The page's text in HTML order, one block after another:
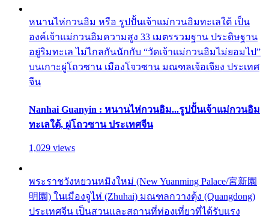
หนานไห่กวนอิม หรือ รูปปั้นเจ้าแม่กวนอิมทะเลใต้ เป็น
องค์เจ้าแม่กวนอิมความสูง 33 เมตรรวมฐาน ประดิษฐาน
อยู่ริมทะเล ไม่ไกลกันนักกับ “วัดเจ้าแม่กวนอิมไม่ยอมไป”
บนเกาะผู่โถวซาน เมืองโจวซาน มณฑลเจ้อเจียง ประเทศ
จีน
Nanhai Guanyin : หนานไห่กวนอิม...รูปปั้นเจ้าแม่กวนอิม
ทะเลใต้, ผู่โถวซาน ประเทศจีน
1,029 views
พระราชวังหยวนหมิงใหม่ (New Yuanming Palace/宮新園
明園) ในเมืองจูไห่ (Zhuhai) มณฑลกวางตุ้ง (Quangdong)
ประเทศจีน เป็นสวนและสถานที่ท่องเที่ยวที่ได้รับแรง